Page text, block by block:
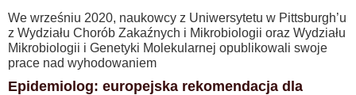
We wrześniu 2020, naukowcy z Uniwersytetu w Pittsburgh’u
z Wydziału Chorób Zakaźnych i Mikrobiologii oraz Wydziału
Mikrobiologii i Genetyki Molekularnej opublikowali swoje
prace nad wyhodowaniem
Epidemiolog: europejska rekomendacja dla